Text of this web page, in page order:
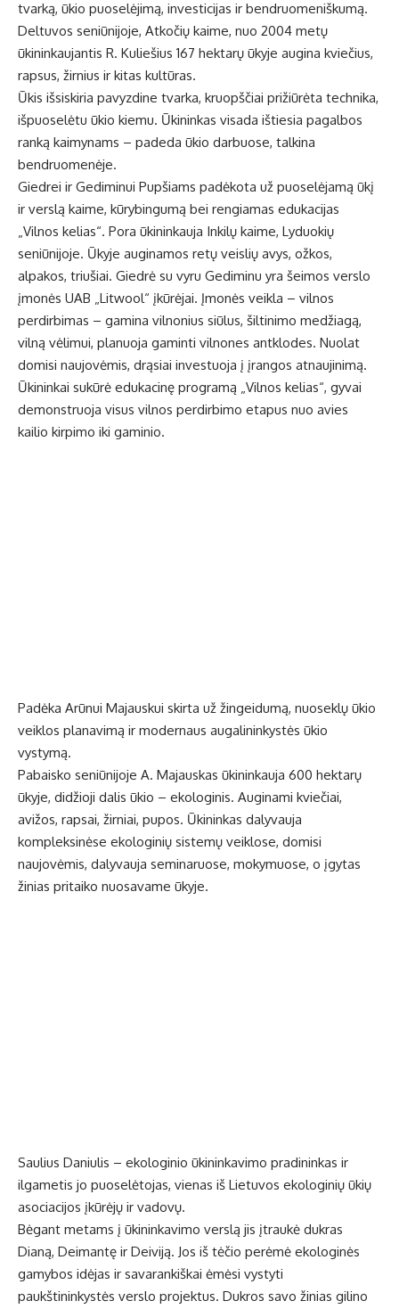
tvarką, ūkio puoselėjimą, investicijas ir bendruomeniškumą.
Deltuvos seniūnijoje, Atkočių kaime, nuo 2004 metų
ūkininkaujantis R. Kuliešius 167 hektarų ūkyje augina kviečius,
rapsus, žirnius ir kitas kultūras.
Ūkis išsiskiria pavyzdine tvarka, kruopščiai prižiūrėta technika,
išpuoselėtu ūkio kiemu. Ūkininkas visada ištiesia pagalbos
ranką kaimynams – padeda ūkio darbuose, talkina
bendruomenėje.
Giedrei ir Gediminui Pupšiams padėkota už puoselėjamą ūkį
ir verslą kaime, kūrybingumą bei rengiamas edukacijas
„Vilnos kelias“. Pora ūkininkauja Inkilų kaime, Lyduokių
seniūnijoje. Ūkyje auginamos retų veislių avys, ožkos,
alpakos, triušiai. Giedrė su vyru Gediminu yra šeimos verslo
įmonės UAB „Litwool“ įkūrėjai. Įmonės veikla – vilnos
perdirbimas – gamina vilnonius siūlus, šiltinimo medžiagą,
vilną vėlimui, planuoja gaminti vilnones antklodes. Nuolat
domisi naujovėmis, drąsiai investuoja į įrangos atnaujinimą.
Ūkininkai sukūrė edukacinę programą „Vilnos kelias“, gyvai
demonstruoja visus vilnos perdirbimo etapus nuo avies
kailio kirpimo iki gaminio.
Padėka Arūnui Majauskui skirta už žingeidumą, nuoseklų ūkio
veiklos planavimą ir modernaus augalininkystės ūkio
vystymą.
Pabaisko seniūnijoje A. Majauskas ūkininkauja 600 hektarų
ūkyje, didžioji dalis ūkio – ekologinis. Auginami kviečiai,
avižos, rapsai, žirniai, pupos. Ūkininkas dalyvauja
kompleksinėse ekologinių sistemų veiklose, domisi
naujovėmis, dalyvauja seminaruose, mokymuose, o įgytas
žinias pritaiko nuosavame ūkyje.
Saulius Daniulis – ekologinio ūkininkavimo pradininkas ir
ilgametis jo puoselėtojas, vienas iš Lietuvos ekologinių ūkių
asociacijos įkūrėjų ir vadovų.
Bėgant metams į ūkininkavimo verslą jis įtraukė dukras
Dianą, Deimantę ir Deiviją. Jos iš tėčio perėmė ekologinės
gamybos idėjas ir savarankiškai ėmėsi vystyti
paukštininkystės verslo projektus. Dukros savo žinias gilino